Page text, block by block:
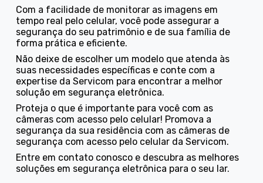
Com a facilidade de monitorar as imagens em
tempo real pelo celular, você pode assegurar a
segurança do seu patrimônio e de sua família de
forma prática e eficiente.
Não deixe de escolher um modelo que atenda às
suas necessidades específicas e conte com a
expertise da Servicom para encontrar a melhor
solução em segurança eletrônica.
Proteja o que é importante para você com as
câmeras com acesso pelo celular! Promova a
segurança da sua residência com as câmeras de
segurança com acesso pelo celular da Servicom.
Entre em contato conosco e descubra as melhores
soluções em segurança eletrônica para o seu lar.